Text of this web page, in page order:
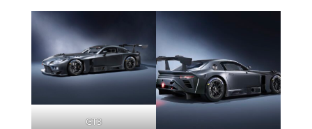
GT3